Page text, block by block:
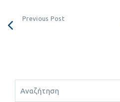
Previous Post